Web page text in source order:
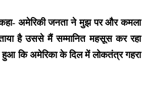
अमेरिकी जनता ने मुझ पर और कमला
है उससे मैं सम्मानित महसूस कर रहा
हुआ कि अमेरिका के दिल में लोकतंत्र गहरा